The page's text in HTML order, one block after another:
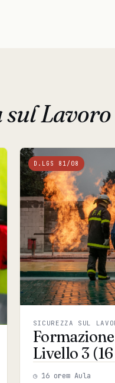
sul Lavoro
D.LGS 81/08
SICUREZZA SUL
Livello 3
◷ 16 ore⊞ Aula